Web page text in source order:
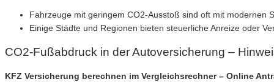
Fahrzeuge mit geringem CO2-Ausstoß sind oft mit modernen
Einige Städte und Regionen bieten steuerliche Anreize oder
CO2-Fußabdruck in der Autoversicherung –
KFZ Versicherung berechnen im Vergleichsrechner – Online